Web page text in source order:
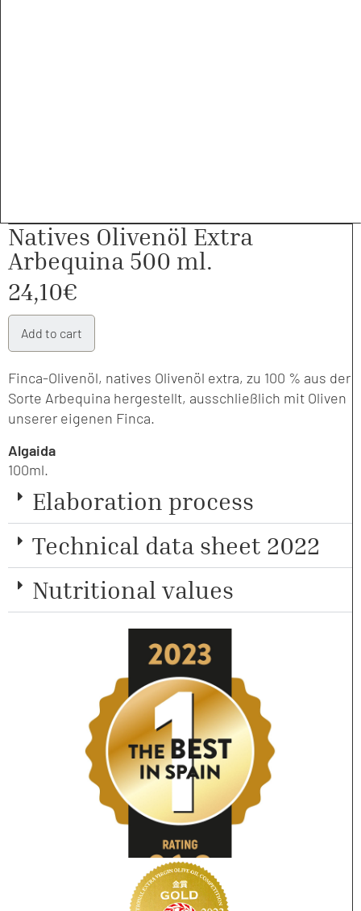
Natives Olivenöl Extra
Arbequina 500 ml.
24,10€
Add to cart
Finca-Olivenöl, natives Olivenöl extra, zu 100 % aus der
Sorte Arbequina hergestellt, ausschließlich mit Oliven
unserer eigenen Finca.
Algaida
100ml.
Elaboration process
Technical data sheet 2022
Nutritional values